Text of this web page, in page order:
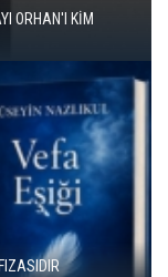
ÖPÜCÜĞÜ”